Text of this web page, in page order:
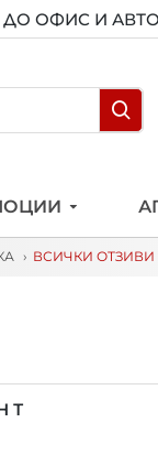
ДО ОФИС И
ВСИЧКИ ОТЗИВИ
Т